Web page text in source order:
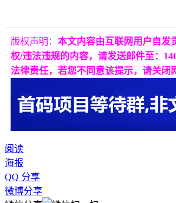
版权声明： 本文内容由互联网用户自发
权/违法违规的内容，请发送邮件至：
法律责任，若您不同意该提示，请关闭
阅读
海报
QQ 分享
微博分享